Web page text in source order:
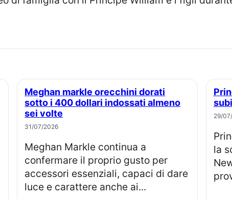
Meghan markle orecchini dorati
sotto i 400 dollari indossati almeno
sei volte
31/07/2026
Meghan Markle continua a
confermare il proprio gusto per
accessori essenziali, capaci di dare
luce e carattere anche ai...
Prince harry perde causa legale e
29/
Prince Harry e co-querelanti: dopo
la